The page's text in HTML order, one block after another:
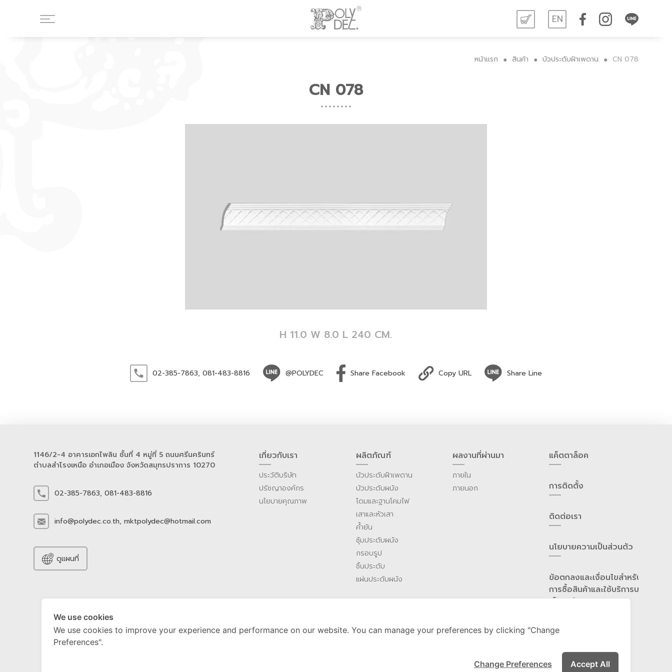
EN
หน้าแรก ● สินค้า ● บัวประดับฝ้าเพดาน ● CN 078
CN 078
H 11.0 W 8.0 L 240 CM.
02-385-7863, 081-483-8816 @POLYDEC Share Facebook Copy URL Share Line
1146/2-4 อาคารเอกไพลิน ชั้นที่ 4 หมู่ที่ 5 ถนนศรีนครินทร์
ตำบลสำโรงเหนือ อำเภอเมือง จังหวัดสมุทรปราการ 10270
02-385-7863, 081-483-8816
info@polydec.co.th, mktpolydec@hotmail.com
ดูแผนที่
เกี่ยวกับเรา
ประวัติบริษัท
ปรัชญาองค์กร
นโยบายคุณภาพ
ผลิตภัณฑ์
บัวประดับฝ้าเพดาน
บัวประดับผนัง
โดมและฐานโคมไฟ
เสาและหัวเสา
ค้ำยัน
ซุ้มประดับผนัง
กรอบรูป
ชิ้นประดับ
แผ่นประดับผนัง
ผลงานที่ผ่านมา
ภายใน
ภายนอก
แค็ตตาล็อค
การติดตั้ง
ติดต่อเรา
นโยบายความเป็นส่วนต้ว
ข้อตกลงและเงื่อนไขสำหรับ
การซื้อสินค้าและใช้บริการบน
เว็บไซต์
We use cookies
We use cookies to improve your experience and performance on our website. You can manage your preferences by clicking "Change
Preferences".
Accept All
Change Preferences